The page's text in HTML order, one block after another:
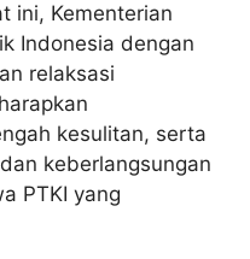
ini, Kementerian
Indonesia dengan
relaksasi
kesulitan, serta
keberlangsungan
PTKI yang